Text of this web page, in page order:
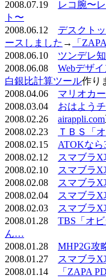
2008.07.19
レコ腕〜
ト〜
2008.06.12 デスクト
ースしました →
「
2008.06.10 ツンデレ
2008.06.08 Webデザ
白銀比計算ツール作り
2008.04.06 マリオカ
2008.03.04 おはよう
2008.02.26 airappli.com
2008.02.23
ＴＢＳ「
2008.02.15 ATOKなら
2008.02.12
スマブラ
2008.02.10
スマブラ
2008.02.08
スマブラ
2008.02.04
スマブラ
2008.02.03
スマブラ
2008.01.28 TBS「オ
ん…
2008.01.28 MHP2G攻
2008.01.27
スマブラX
2008.01.14
「ZAPA